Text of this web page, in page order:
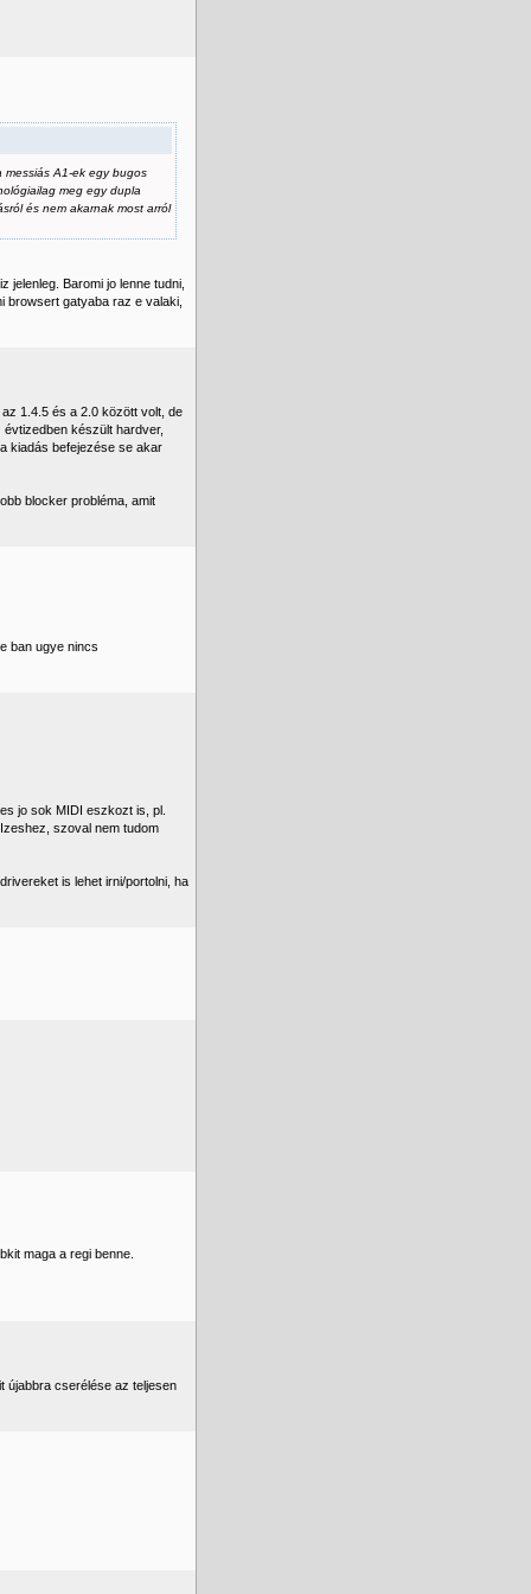
messiás A1-ek egy bugos
meg egy dupla
és nem akarnak most arról
jelenleg. Baromi jo lenne tudni,
browsert gatyaba raz e valaki,
1.4.5 és a 2.0 között volt, de
készült hardver,
kiadás befejezése se akar
blocker probléma, amit
ban ugye nincs
jo sok MIDI eszkozt is, pl.
szoval nem tudom
is lehet irni/portolni, ha
maga a regi benne.
újabbra cserélése az teljesen